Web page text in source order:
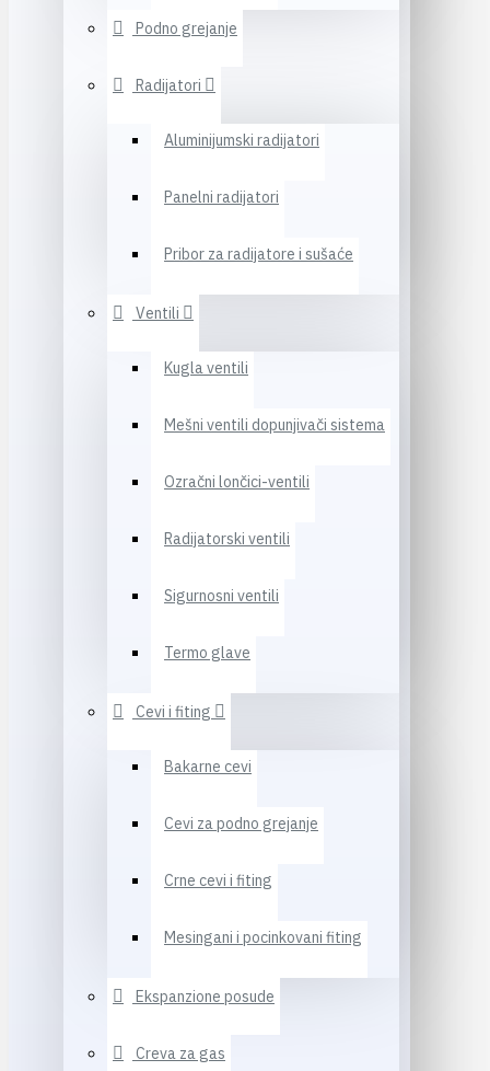
Podno grejanje
Radijatori
Aluminijumski radijatori
Panelni radijatori
Pribor za radijatore i sušaće
Ventili
Kugla ventili
Mešni ventili dopunjivači sistema
Ozračni lončici-ventili
Radijatorski ventili
Sigurnosni ventili
Termo glave
Cevi i fiting
Bakarne cevi
Cevi za podno grejanje
Crne cevi i fiting
Mesingani i pocinkovani fiting
Ekspanzione posude
Creva za gas